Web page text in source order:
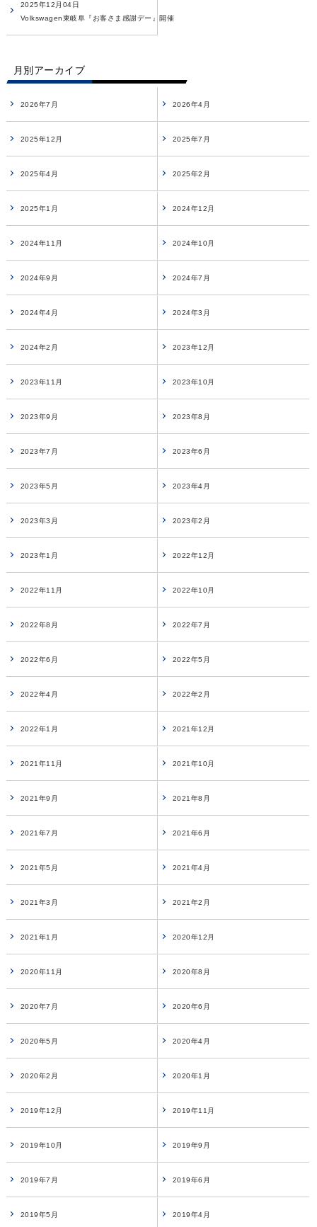
2025年12月04日
Volkswagen東岐阜『お客さま感謝デー』開催
月別アーカイブ
2026年7月 2026年4月
2025年12月 2025年7月
2025年4月 2025年2月
2025年1月 2024年12月
2024年11月 2024年10月
2024年9月 2024年7月
2024年4月 2024年3月
2024年2月 2023年12月
2023年11月 2023年10月
2023年9月 2023年8月
2023年7月 2023年6月
2023年5月 2023年4月
2023年3月 2023年2月
2023年1月 2022年12月
2022年11月 2022年10月
2022年8月 2022年7月
2022年6月 2022年5月
2022年4月 2022年2月
2022年1月 2021年12月
2021年11月 2021年10月
2021年9月 2021年8月
2021年7月 2021年6月
2021年5月 2021年4月
2021年3月 2021年2月
2021年1月 2020年12月
2020年11月 2020年8月
2020年7月 2020年6月
2020年5月 2020年4月
2020年2月 2020年1月
2019年12月 2019年11月
2019年10月 2019年9月
2019年7月 2019年6月
2019年5月 2019年4月